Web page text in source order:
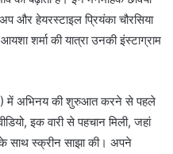
और हेयरस्टाइल प्रियंका चौरसिया
शर्मा की यात्रा उनकी इंस्टाग्राम
में अभिनय की शुरुआत करने से पहले
इक वारी से पहचान मिली, जहां
साथ स्क्रीन साझा की। अपने